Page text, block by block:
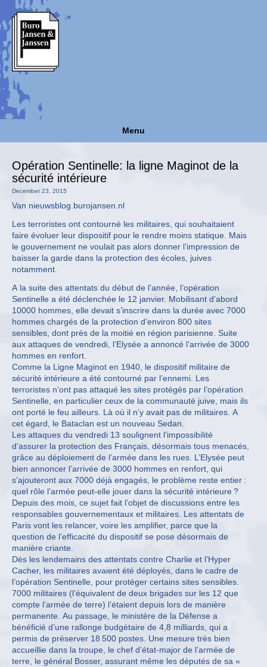
Menu
Opération Sentinelle: la ligne Maginot de la
sécurité intérieure
December 23, 2015
Van nieuwsblog.burojansen.nl
Les terroristes ont contourné les militaires, qui souhaitaient
faire évoluer leur dispositif pour le rendre moins statique. Mais
le gouvernement ne voulait pas alors donner l’impression de
baisser la garde dans la protection des écoles, juives
notamment.
A la suite des attentats du début de l’année, l’opération
Sentinelle a été déclenchée le 12 janvier. Mobilisant d’abord
10000 hommes, elle devait s’inscrire dans la durée avec 7000
hommes chargés de la protection d’environ 800 sites
sensibles, dont près de la moitié en région parisienne. Suite
aux attaques de vendredi, l’Elysée a annoncé l’arrivée de 3000
hommes en renfort.
Comme la Ligne Maginot en 1940, le dispositif militaire de
sécurité intérieure a été contourné par l’ennemi. Les
terroristes n’ont pas attaqué les sites protégés par l’opération
Sentinelle, en particulier ceux de la communauté juive, mais ils
ont porté le feu ailleurs. Là où il n’y avait pas de militaires. A
cet égard, le Bataclan est un nouveau Sedan.
Les attaques du vendredi 13 soulignent l’impossibilité
d’assurer la protection des Français, désormais tous menacés,
grâce au déploiement de l’armée dans les rues. L’Elysée peut
bien annoncer l’arrivée de 3000 hommes en renfort, qui
s’ajouteront aux 7000 déjà engagés, le problème reste entier :
quel rôle l’armée peut-elle jouer dans la sécurité intérieure ?
Depuis des mois, ce sujet fait l’objet de discussions entre les
responsables gouvernementaux et militaires. Les attentats de
Paris vont les relancer, voire les amplifier, parce que la
question de l’efficacité du dispositif se pose désormais de
manière criante.
Dès les lendemains des attentats contre Charlie et l’Hyper
Cacher, les militaires avaient été déployés, dans le cadre de
l’opération Sentinelle, pour protéger certains sites sensibles.
7000 militaires (l’équivalent de deux brigades sur les 12 que
compte l’armée de terre) l’étaient depuis lors de manière
permanente. Au passage, le ministère de la Défense a
bénéficié d’une rallonge budgétaire de 4,8 milliards, qui a
permis de préserver 18 500 postes. Une mesure très bien
accueillie dans la troupe, le chef d’état-major de l’armée de
terre, le général Bosser, assurant même les députés de sa «